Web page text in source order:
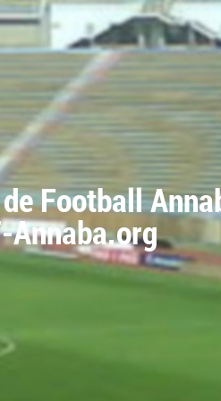
Football
Annaba.org